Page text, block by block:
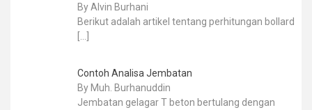
By Alvin Burhani
Berikut adalah artikel tentang perhitungan bollard
Contoh Analisa Jembatan
By Muh. Burhanuddin
Jembatan gelagar T beton bertulang dengan